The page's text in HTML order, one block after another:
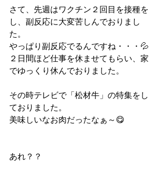
さて、先週はワクチン２回目を接種を
し、副反応に大変苦しんでおりまし
た。
やっぱり副反応でるんですね・・・💦
２日間ほど仕事を休ませてもらい、家
でゆっくり休んでおりました。
その時テレビで「松材牛」の特集をし
ておりました。
美味しいなお肉だったなぁ～😋
あれ？？